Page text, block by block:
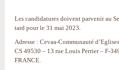
Les candidatures doivent parvenir au
tard pour le 31 mai 2023.
Adresse : Cevaa-Communauté
CS 49530 – 13 rue Louis Perrier – F-
FRANCE.